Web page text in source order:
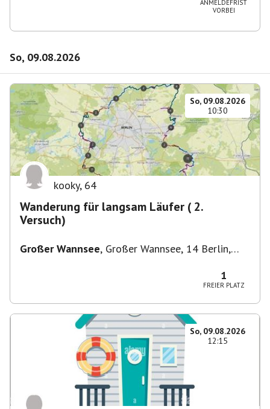
ANMELDEFRIST
VORBEI
So, 09.08.2026
So, 09.08.2026
10:30
kooky, 64
Wanderung für langsam Läufer ( 2.
Versuch)
Großer Wannsee, Großer Wannsee, 14 Berlin,
1
FREIER PLATZ
So, 09.08.2026
12:15